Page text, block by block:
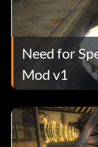
Need for
Mod v1